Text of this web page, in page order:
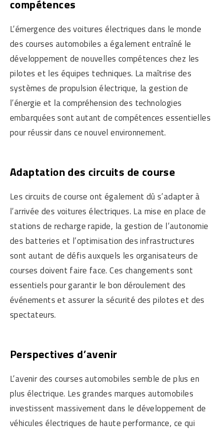
compétences
L’émergence des voitures électriques dans le monde
des courses automobiles a également entraîné le
développement de nouvelles compétences chez les
pilotes et les équipes techniques. La maîtrise des
systèmes de propulsion électrique, la gestion de
l’énergie et la compréhension des technologies
embarquées sont autant de compétences essentielles
pour réussir dans ce nouvel environnement.
Adaptation des circuits de course
Les circuits de course ont également dû s’adapter à
l’arrivée des voitures électriques. La mise en place de
stations de recharge rapide, la gestion de l’autonomie
des batteries et l’optimisation des infrastructures
sont autant de défis auxquels les organisateurs de
courses doivent faire face. Ces changements sont
essentiels pour garantir le bon déroulement des
événements et assurer la sécurité des pilotes et des
spectateurs.
Perspectives d’avenir
L’avenir des courses automobiles semble de plus en
plus électrique. Les grandes marques automobiles
investissent massivement dans le développement de
véhicules électriques de haute performance, ce qui